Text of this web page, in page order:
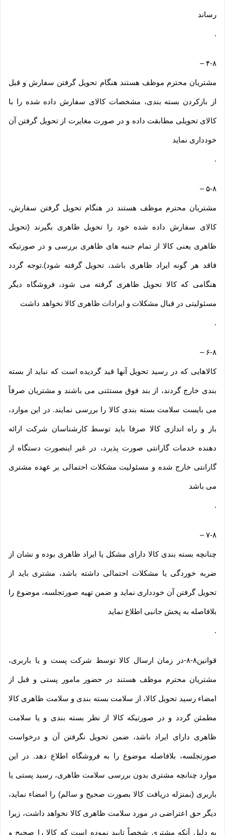
رساند
.
۴-۸–
مشتریان محترم موظف هستند هنگام تحویل گرفتن سفارش و قبل
از بازکردن بسته بندی، مشخصات کالای سفارش داده شده را با
کالای تحویلی مطابقت داده و در صورت مغایرت از تحویل گرفتن آن
خودداری نماید
.
۵-۸–
مشتریان محترم موظف هستند در هنگام تحویل گرفتن سفارش،
کالای سفارش داده شده خود را تحویل ظاهری بگیرند (تحویل
ظاهری یعنی کالا از تمام جنبه های ظاهری بررسی و در صورتیکه
فاقد هر گونه ایراد ظاهری باشد، تحویل گرفته شود).توجه گردد
هنگامی که کالا تحویل ظاهری گرفته می شود، فروشگاه دیگر
مسئولیتی در قبال مشکلات و ایرادات ظاهری کالا نخواهد داشت
.
۶-۸ –
کالاهایی که در رسید تحویل آنها قید گردیده است که نباید از بسته
بندی خارج گردند، از بند فوق مستثنی می باشند و مشتریان صرفاً
می بایست سلامت بسته بندی کالا را بررسی نمایند. در این موارد،
باز و راه اندازی کالا صرفا باید توسط کارشناسان شرکت ارائه
دهنده خدمات گارانتی صورت پذیرد، در غیر اینصورت دستگاه از
گارانتی خارج شده و مسئولیت مشکلات احتمالی بر عهده مشتری
می باشد
.
۷-۸–
چنانچه بسته بندی کالا دارای مشکل یا ایراد ظاهری بوده و نشان از
ضربه خوردگی یا مشکلات احتمالی داشته باشد، مشتری باید از
تحویل گرفتن آن خودداری نماید و ضمن تهیه صورتجلسه، موضوع را
بلافاصله به پخش جانبی اطلاع نماید
.
قوانین۸-۸-در زمان ارسال کالا توسط شرکت پست و یا باربری،
مشتریان محترم موظف هستند در حضور مامور پستی و قبل از
امضاء رسید تحویل کالا، از سلامت بسته بندی و سلامت ظاهری کالا
مطمئن گردد و در صورتیکه کالا از نظر بسته بندی و یا سلامت
ظاهری دارای ایراد باشد، ضمن تحویل نگرفتن آن و درخواست
صورتجلسه، بلافاصله موضوع را به فروشگاه اطلاع دهد. در این
موارد چنانچه مشتری بدون بررسی سلامت ظاهری، رسید پستی یا
باربری (بمنزله دریافت کالا بصورت صحیح و سالم) را امضاء نماید،
دیگر حق اعتراضی در مورد سلامت ظاهری کالا نخواهد داشت، زیرا
به دلیل آنکه مشتری شخصاً تایید نموده است که کالا را صحیح و